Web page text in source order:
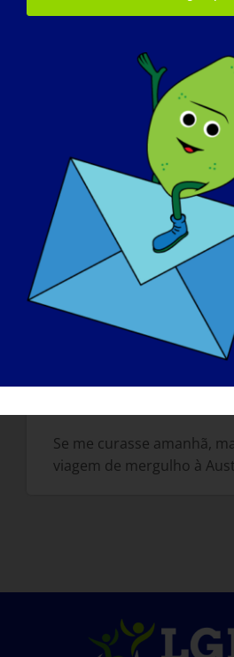
capacidades de design e
e sensibilizar para a
considero isso muito
O que quer que o mundo
Que ataca os músculos
se trata de uma doença
hereditária.
Que descobri como
inacessíveis para mim
têm degraus.
Se a sua LGMD pudesse
Se me curasse amanhã,
viagem de mergulho à